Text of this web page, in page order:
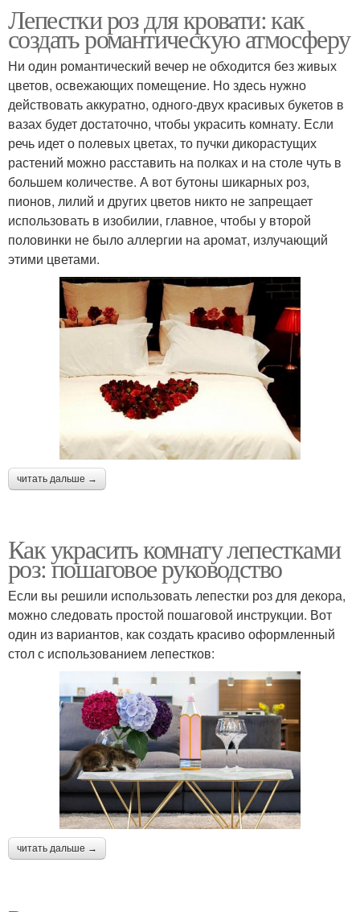
Лепестки роз для кровати: как
создать романтическую атмосферу
Ни один романтический вечер не обходится без живых
цветов, освежающих помещение. Но здесь нужно
действовать аккуратно, одного-двух красивых букетов в
вазах будет достаточно, чтобы украсить комнату. Если
речь идет о полевых цветах, то пучки дикорастущих
растений можно расставить на полках и на столе чуть в
большем количестве. А вот бутоны шикарных роз,
пионов, лилий и других цветов никто не запрещает
использовать в изобилии, главное, чтобы у второй
половинки не было аллергии на аромат, излучающий
этими цветами.
читать дальше →
Как украсить комнату лепестками
роз: пошаговое руководство
Если вы решили использовать лепестки роз для декора,
можно следовать простой пошаговой инструкции. Вот
один из вариантов, как создать красиво оформленный
стол с использованием лепестков:
читать дальше →